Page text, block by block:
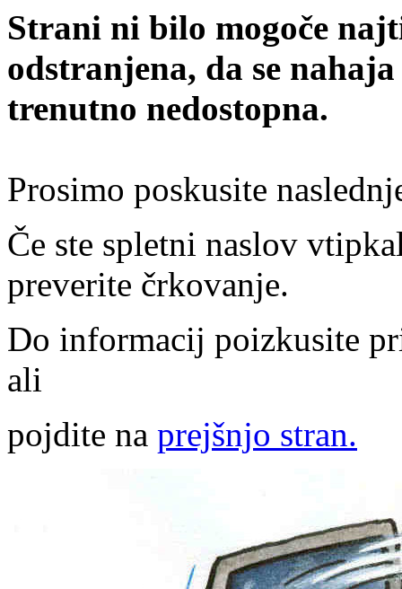
Strani ni bilo mogoče
odstranjena, da se
trenutno nedostopna.
Prosimo poskusite
Če ste spletni naslov
preverite črkovanje.
Do informacij poizkusite
ali
pojdite na prejšnjo stran.